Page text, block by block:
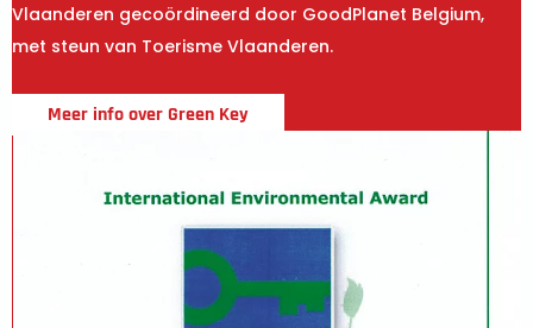
Vlaanderen gecoördineerd door GoodPlanet Belgium,
met steun van Toerisme Vlaanderen.
Meer info over Green Key